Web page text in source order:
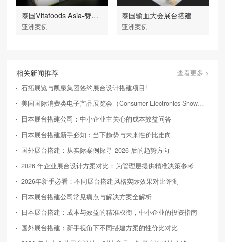
泰国Vitafoods Asia-赞倍思
亚洲案例
泰国输血大会展台搭建
亚洲案例
相关新闻推荐
查看更多 >
石拓展览与凯泉集团签约展台设计搭建项目!
美国国际消费类电子产品展览会（Consumer Electronics Show，简称CES）
日本展台搭建公司：中小企业主关心的成本效益问答
日本展台搭建新手必知：当下趋势与未来性价比走向
国外展台搭建：从实际案例探寻 2026 后的趋势方向
2026 年企业展台设计方案对比：为管理层提供精准决策参考
2026年新手必看：不同展台搭建风格实际效果对比评测
日本展台搭建公司常见痛点与解决方案全解析
日本展台搭建：成本与效益的精准权衡，中小企业的投资指南
国外展台搭建：新手视角下不同搭建方案的性价比对比